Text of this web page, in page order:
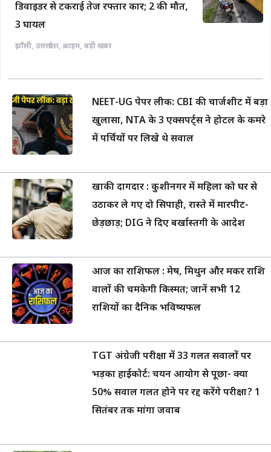
डिवाइडर से टकराई तेज रफ्तार कार; 2 की मौत,
3 घायल
झाँसी, उत्तरप्रदेश, क्राइम, बड़ी खबर
NEET-UG पेपर लीक: CBI की चार्जशीट में बड़ा
खुलासा, NTA के 3 एक्सपर्ट्स ने होटल के कमरे
में पर्चियों पर लिखे थे सवाल
खाकी दागदार : कुशीनगर में महिला को घर से
उठाकर ले गए दो सिपाही, रास्ते में मारपीट-
छेड़छाड़; DIG ने दिए बर्खास्तगी के आदेश
आज का राशिफल : मेष, मिथुन और मकर राशि
वालों की चमकेगी किस्मत; जानें सभी 12
राशियों का दैनिक भविष्यफल
TGT अंग्रेजी परीक्षा में 33 गलत सवालों पर
भड़का हाईकोर्ट: चयन आयोग से पूछा- क्या
50% सवाल गलत होने पर रद्द करेंगे परीक्षा? 1
सितंबर तक मांगा जवाब